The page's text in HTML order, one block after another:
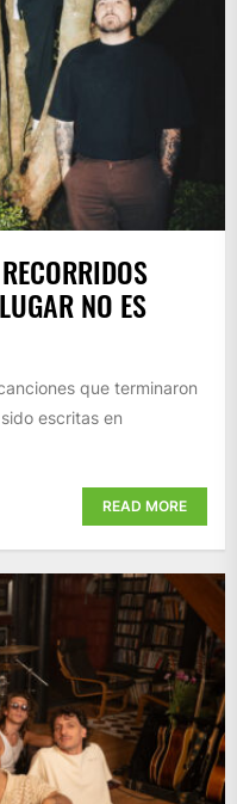
NO ES
que terminaron
escritas en
READ MORE